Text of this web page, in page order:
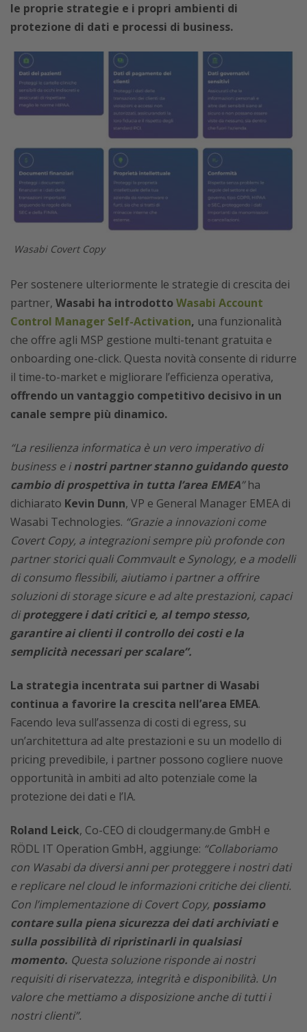
le proprie strategie e i propri ambienti di
protezione di dati e processi di business.
Wasabi Covert Copy
Per sostenere ulteriormente le strategie di crescita dei
partner, Wasabi ha introdottoWasabi Account
Control Manager Self-Activation, una funzionalità
che offre agli MSP gestione multi-tenant gratuita e
onboarding one-click. Questa novità consente di ridurre
il time-to-market e migliorare l’efficienza operativa,
offrendo un vantaggio competitivo decisivo in un
canale sempre più dinamico.
“La resilienza informatica è un vero imperativo di
business e inostri partner stanno guidando questo
cambio di prospettiva in tutta l’area EMEA”ha
dichiarato Kevin Dunn, VP e General Manager EMEA di
Wasabi Technologies. “Grazie a innovazioni come
Covert Copy, a integrazioni sempre più profonde con
partner storici quali Commvault e Synology, e a modelli
di consumo flessibili, aiutiamo i partner a offrire
soluzioni di storage sicure e ad alte prestazioni, capaci
diproteggere i dati critici e, al tempo stesso,
garantire ai clienti il controllo dei costi e la
semplicità necessari per scalare”.
La strategia incentrata sui partner di Wasabi
continua a favorire la crescita nell’area EMEA.
Facendo leva sull’assenza di costi di egress, su
un’architettura ad alte prestazioni e su un modello di
pricing prevedibile, i partner possono cogliere nuove
opportunità in ambiti ad alto potenziale come la
protezione dei dati e l’IA.
Roland Leick, Co-CEO di cloudgermany.de GmbH e
RÖDL IT Operation GmbH, aggiunge: “Collaboriamo
con Wasabi da diversi anni per proteggere i nostri dati
e replicare nel cloud le informazioni critiche dei clienti.
Con l’implementazione di Covert Copy, possiamo
contare sulla piena sicurezza dei dati archiviati e
sulla possibilità di ripristinarli in qualsiasi
momento. Questa soluzione risponde ai nostri
requisiti di riservatezza, integrità e disponibilità. Un
valore che mettiamo a disposizione anche di tutti i
nostri clienti”.